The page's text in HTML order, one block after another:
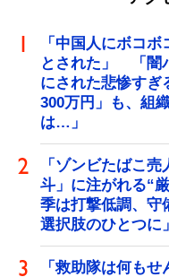
「中国人にボコ
とされた」 「闇
にされた悲惨す
300万円」も、組
は…」
「ゾンビたばこ
斗」に注がれる“
季は打撃低調、
選択肢のひとつに」
「救助隊は何も